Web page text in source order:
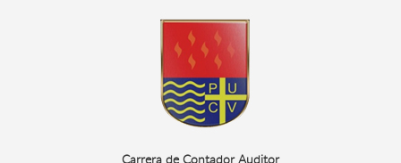
Carrera de Contador Auditor